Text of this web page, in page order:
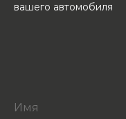
вашего автомобиля